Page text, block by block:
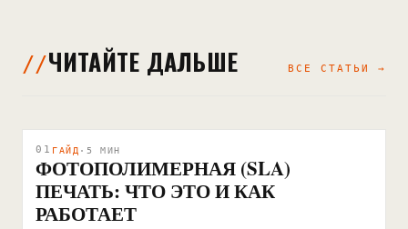
ЧИТАЙТЕ ДАЛЬШЕ ВСЕ СТАТЬИ →
01 ГАЙД · 5 МИН
ФОТОПОЛИМЕРНАЯ (SLA)
ПЕЧАТЬ: ЧТО ЭТО И КАК
РАБОТАЕТ